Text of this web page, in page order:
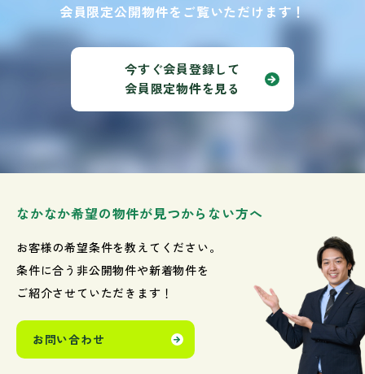
会員限定公開物件をご覧いただけます！
今すぐ会員登録して
会員限定物件を見る
なかなか希望の物件が見つからない方へ
お客様の希望条件を教えてください。
条件に合う非公開物件や新着物件を
ご紹介させていただきます！
お問い合わせ